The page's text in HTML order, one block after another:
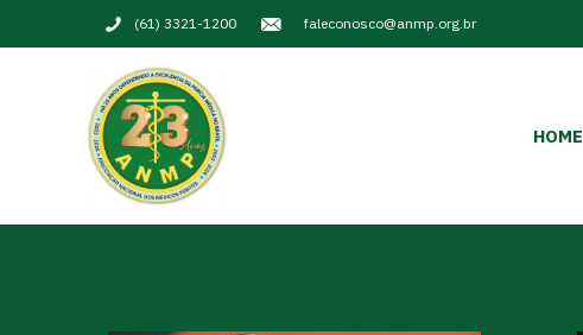
(61) 3321-1200 faleconosco@anmp.org.br
HOME